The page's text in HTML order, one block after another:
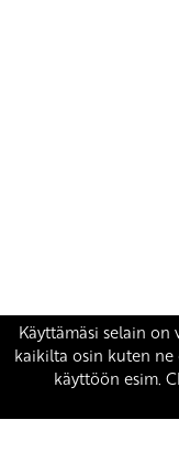
Sähköposti:skp
SKP on